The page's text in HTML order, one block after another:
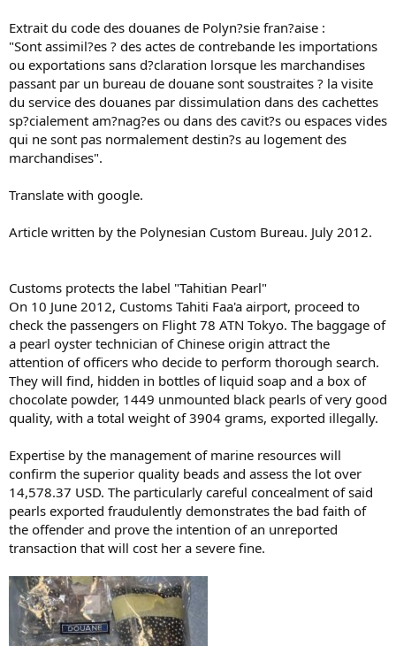
Extrait du code des douanes de Polyn?sie fran?aise :
"Sont assimil?es ? des actes de contrebande les importations
ou exportations sans d?claration lorsque les marchandises
passant par un bureau de douane sont soustraites ? la visite
du service des douanes par dissimulation dans des cachettes
sp?cialement am?nag?es ou dans des cavit?s ou espaces vides
qui ne sont pas normalement destin?s au logement des
marchandises".
Translate with google.
Article written by the Polynesian Custom Bureau. July 2012.
Customs protects the label "Tahitian Pearl"
On 10 June 2012, Customs Tahiti Faa'a airport, proceed to
check the passengers on Flight 78 ATN Tokyo. The baggage of
a pearl oyster technician of Chinese origin attract the
attention of officers who decide to perform thorough search.
They will find, hidden in bottles of liquid soap and a box of
chocolate powder, 1449 unmounted black pearls of very good
quality, with a total weight of 3904 grams, exported illegally.
Expertise by the management of marine resources will
confirm the superior quality beads and assess the lot over
14,578.37 USD. The particularly careful concealment of said
pearls exported fraudulently demonstrates the bad faith of
the offender and prove the intention of an unreported
transaction that will cost her a severe fine.